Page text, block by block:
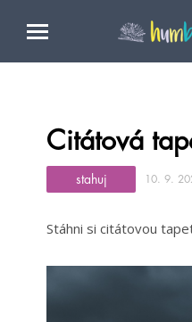
Citátová
stahuj 10. 9.
Stáhni si citátovou